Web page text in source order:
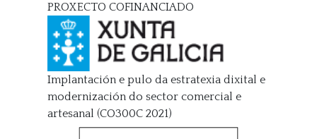
PROXECTO COFINANCIADO
Implantación e pulo da estratexia dixital e
modernización do sector comercial e
artesanal (CO300C 2021)